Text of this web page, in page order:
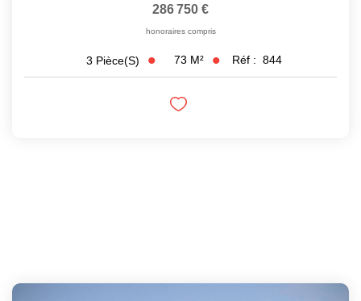
286 750 €
honoraires compris
3 Pièce(s) 73 M² Réf : 844